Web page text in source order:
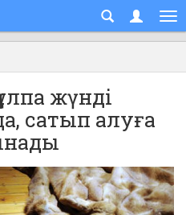
жүнді
сатып алуға